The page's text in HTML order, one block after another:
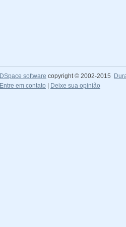
DSpace software copyright © 2002-2015
Entre em contato
Deixe sua opinião